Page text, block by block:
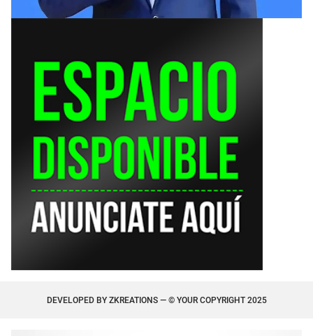
DEVELOPED BY ZKREATIONS— © YOUR COPYRIGHT 2025